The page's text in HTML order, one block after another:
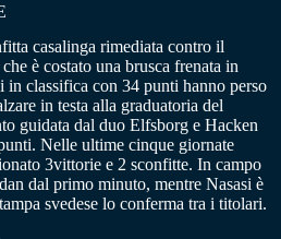
casalinga rimediata contro il
è costato una brusca frenata in
classifica con 34 punti hanno perso
in testa alla graduatoria del
guidata dal duo Elfsborg e Hacken
Nelle ultime cinque giornate
3vittorie e 2 sconfitte. In campo
dal primo minuto, mentre Nasasi è
svedese lo conferma tra i titolari.